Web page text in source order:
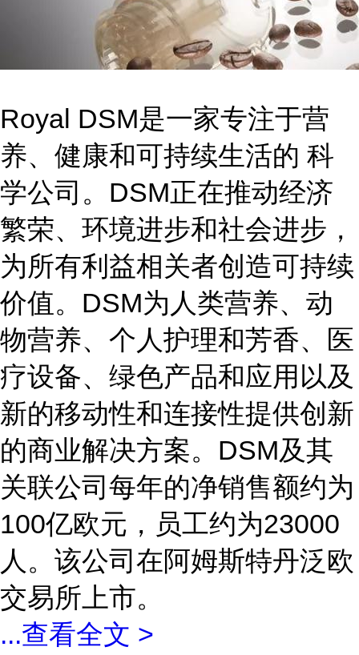
Royal DSM是一家专注于营
养、健康和可持续生活的 科
学公司。DSM正在推动经济
繁荣、环境进步和社会进步，
为所有利益相关者创造可持续
价值。DSM为人类营养、动
物营养、个人护理和芳香、医
疗设备、绿色产品和应用以及
新的移动性和连接性提供创新
的商业解决方案。DSM及其
关联公司每年的净销售额约为
100亿欧元，员工约为23000
人。该公司在阿姆斯特丹泛欧
交易所上市。
...查看全文 >